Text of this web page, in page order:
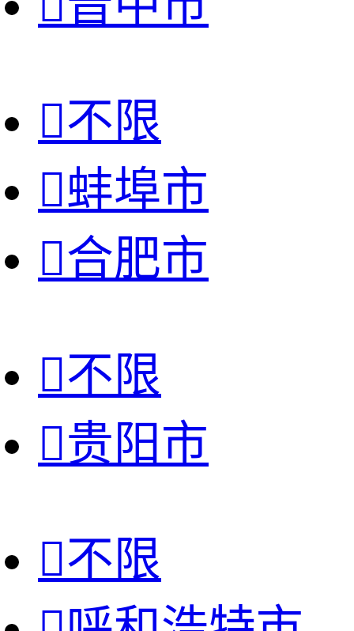
不限
蚌埠市
合肥市
不限
贵阳市
不限